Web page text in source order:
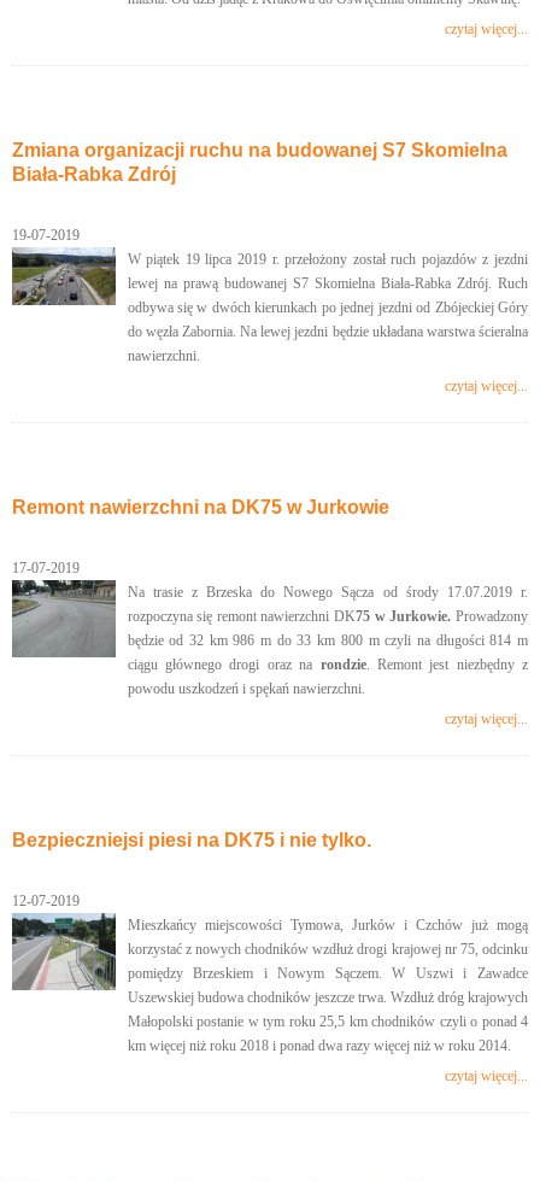
czytaj więcej...
Zmiana organizacji ruchu na budowanej S7 Skomielna
Biała-Rabka Zdrój
19-07-2019
W piątek 19 lipca 2019 r. przełożony został ruch pojazdów z jezdni
lewej na prawą budowanej S7 Skomielna Biała-Rabka Zdrój. Ruch
odbywa się w dwóch kierunkach po jednej jezdni od Zbójeckiej Góry
do węzła Zabornia. Na lewej jezdni będzie układana warstwa ścieralna
nawierzchni.
czytaj więcej...
Remont nawierzchni na DK75 w Jurkowie
17-07-2019
Na trasie z Brzeska do Nowego Sącza od środy 17.07.2019 r.
rozpoczyna się remont nawierzchni DK75 w Jurkowie.Prowadzony
będzie od 32 km 986 m do 33 km 800 m czyli na długości 814 m
ciągu głównego drogi oraz na rondzie. Remont jest niezbędny z
powodu uszkodzeń i spękań nawierzchni.
czytaj więcej...
Bezpieczniejsi piesi na DK75 i nie tylko.
12-07-2019
Mieszkańcy miejscowości Tymowa, Jurków i Czchów już mogą
korzystać z nowych chodników wzdłuż drogi krajowej nr 75, odcinku
pomiędzy Brzeskiem i Nowym Sączem. W Uszwi i Zawadce
Uszewskiej budowa chodników jeszcze trwa. Wzdłuż dróg krajowych
Małopolski postanie w tym roku 25,5 km chodników czyli o ponad 4
km więcej niż roku 2018 i ponad dwa razy więcej niż w roku 2014.
czytaj więcej...